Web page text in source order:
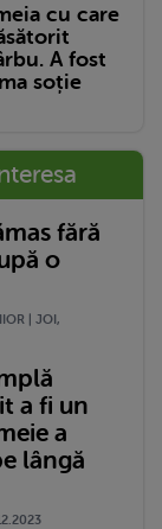
cu care
A fost
soție
fără
o
| JOI,
a fi un
a
lângă